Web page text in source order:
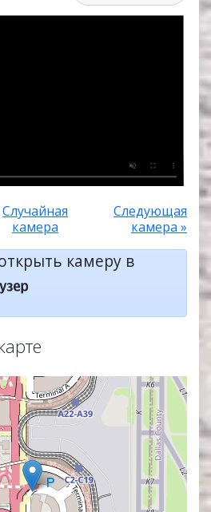
Случайная
камера
Следующая
камера »
камеру в